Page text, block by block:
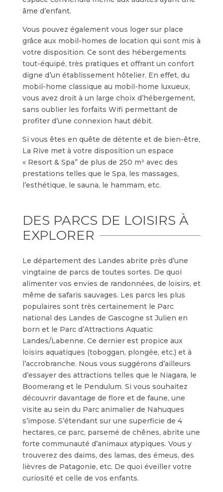
âme d’enfant.
Vous pouvez également vous loger sur place
grâce aux mobil-homes de location qui sont mis à
votre disposition. Ce sont des hébergements
tout-équipé, très pratiques et offrant un confort
digne d’un établissement hôtelier. En effet, du
mobil-home classique au mobil-home luxueux,
vous avez droit à un large choix d’hébergement,
sans oublier les forfaits Wifi permettant de
profiter d’une connexion haut débit.
Si vous êtes en quête de détente et de bien-être,
La Rive met à votre disposition un espace
« Resort & Spa” de plus de 250 m² avec des
prestations telles que le Spa, les massages,
l’esthétique, le sauna, le hammam, etc.
DES PARCS DE LOISIRS À
EXPLORER
Le département des Landes abrite près d’une
vingtaine de parcs de toutes sortes. De quoi
alimenter vos envies de randonnées, de loisirs, et
même de safaris sauvages. Les parcs les plus
populaires sont très certainement le Parc
national des Landes de Gascogne st Julien en
born et le Parc d’Attractions Aquatic
Landes/Labenne. Ce dernier est propice aux
loisirs aquatiques (toboggan, plongée, etc.) et à
l’accrobranche. Nous vous suggérons d’ailleurs
d’essayer des attractions telles que le Niagara, le
Boomerang et le Pendulum. Si vous souhaitez
découvrir davantage de flore et de faune, une
visite au sein du Parc animalier de Nahuques
s’impose. S’étendant sur une superficie de 4
hectares, ce parc, parsemé de chênes, abrite une
forte communauté d’animaux atypiques. Vous y
trouverez des daims, des lamas, des émeus, des
lièvres de Patagonie, etc. De quoi éveiller votre
curiosité et celle de vos enfants.